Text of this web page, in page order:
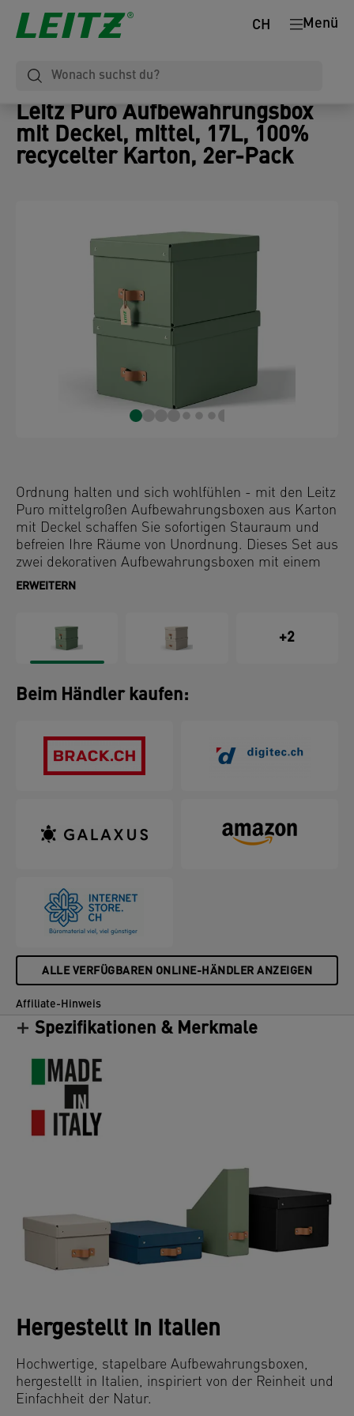
Menü
CH
Leitz Puro Aufbewahrungsbox
mit Deckel, mittel, 17L, 100%
recycelter Karton, 2er-Pack
Ordnung halten und sich wohlfühlen - mit den Leitz
Puro mittelgroßen Aufbewahrungsboxen aus Karton
mit Deckel schaffen Sie sofortigen Stauraum und
befreien Ihre Räume von Unordnung. Dieses Set aus
zwei dekorativen Aufbewahrungsboxen mit einem
Fassungsvermögen von 17 Litern hilft Ihnen, Ihr
Diese hochwertigen Boxen lassen sich platzsparend
stapeln und sind ideal für die Aufbewahrung von
A4-Dokumenten, Laptops, Spielzeug, Schuhen und
Bastelmaterial. Die Leitz Boxen werden flach
ohne Werkzeug zu montieren. Diese stapelbaren
Aufbewahrungsboxen sind zu 100 % aus recyceltem
FSC-zertifiziertem Karton hergestellt und können
Die Auswahl an erdigen Farben - inspiriert von der
Reinheit und Schlichtheit der Natur - passt perfekt
einem ledernen Griff ausgestattet, der das einfache
Herausnehmen aus Regalen und Schränken
ermöglicht. Hergestellt in Italien. Feel Good mit
ERWEITERN
+2
Beim Händler kaufen:
ALLE VERFÜGBAREN ONLINE-HÄNDLER ANZEIGEN
Affiliate-Hinweis
Spezifikationen & Merkmale
Hergestellt in Italien
Hochwertige, stapelbare Aufbewahrungsboxen,
hergestellt in Italien, inspiriert von der Reinheit und
Einfachheit der Natur.